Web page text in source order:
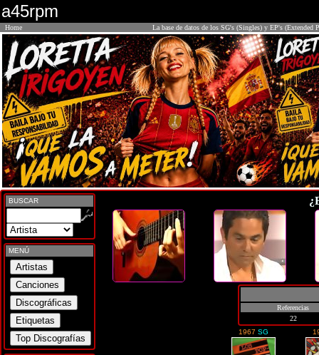
a45rpm
Home La base de datos de los SG's (Singles) y EP's (Extended
BUSCAR
MENÚ
Referencias
22
1967 SG